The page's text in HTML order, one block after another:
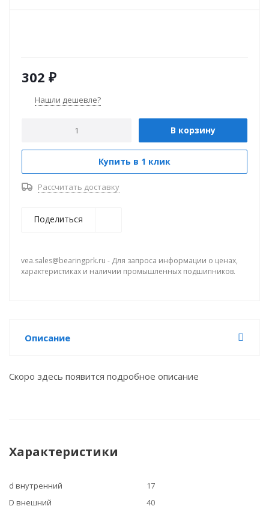
302 ₽
Нашли дешевле?
В корзину
Купить в 1 клик
Рассчитать доставку
Поделиться
vea.sales@bearingprk.ru - Для запроса информации о ценах,
характеристиках и наличии промышленных подшипников.
Описание
Скоро здесь появится подробное описание
Характеристики
d внутренний
17
D внешний
40